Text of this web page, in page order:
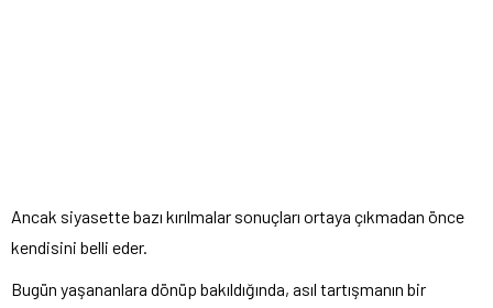
Ancak siyasette bazı kırılmalar sonuçları ortaya çıkmadan önce
kendisini belli eder.
Bugün yaşananlara dönüp bakıldığında, asıl tartışmanın bir